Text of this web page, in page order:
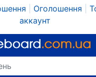
Оголошення
аккаунт